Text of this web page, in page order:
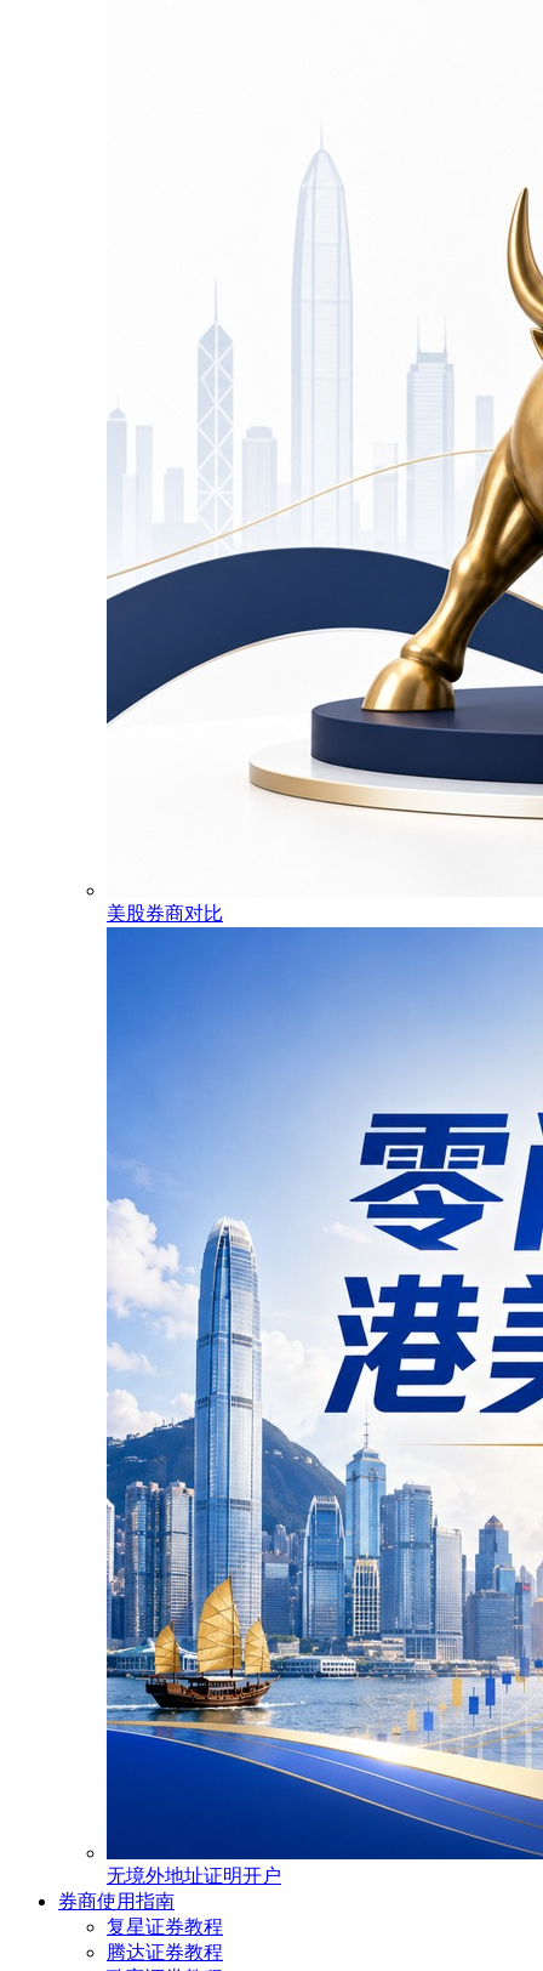
美股券商对比
无境外地址证明开户
券商使用指南
复星证券教程
腾达证券教程